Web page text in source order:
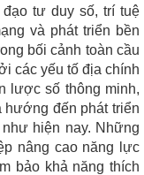
tư duy số, trí tuệ
và phát triển bền
bối cảnh toàn cầu
các yếu tố địa chính
lược số thông minh,
hướng đến phát triển
hiện nay. Những
nâng cao năng lực
bảo khả năng thích